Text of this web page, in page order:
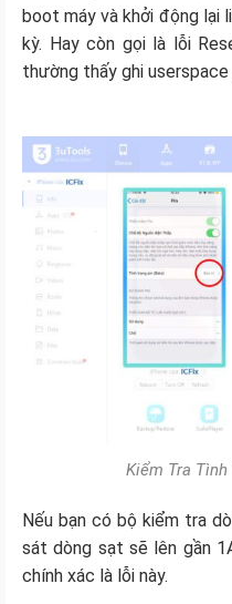
boot máy và khởi động lại
kỳ. Hay còn gọi là lỗi
thường thấy ghi
Kiểm Tra Tình
Nếu bạn có bộ kiểm tra
sát dòng sạt sẽ lên gần
chính xác là lỗi này.